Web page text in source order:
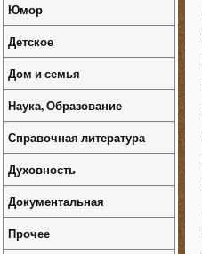
Юмор
Детское
Дом и семья
Наука, Образование
Справочная литература
Духовность
Документальная
Прочее